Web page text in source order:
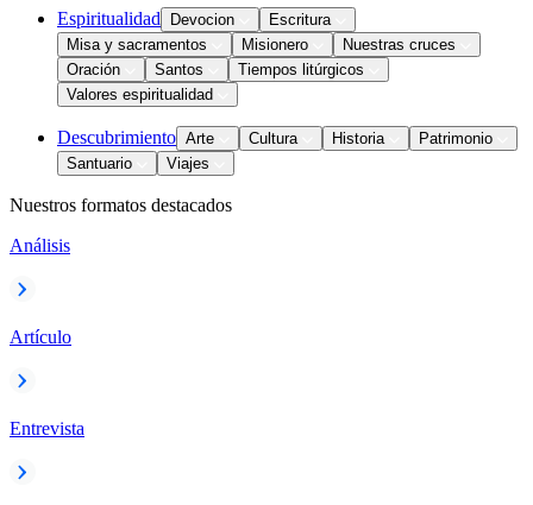
Espiritualidad Devocion
Escritura
Misa y sacramentos
Misionero
Nuestras cruces
Oración
Santos
Tiempos litúrgicos
Valores espiritualidad
Descubrimiento Arte Cultura Historia
Patrimonio
Santuario
Viajes
Nuestros formatos destacados
Análisis
Artículo
Entrevista